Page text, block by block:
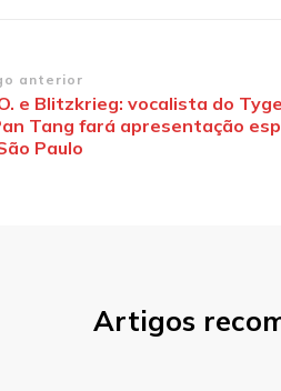
anterior
e Blitzkrieg: vocalista do
Tang fará apresentação
Paulo
Artigos